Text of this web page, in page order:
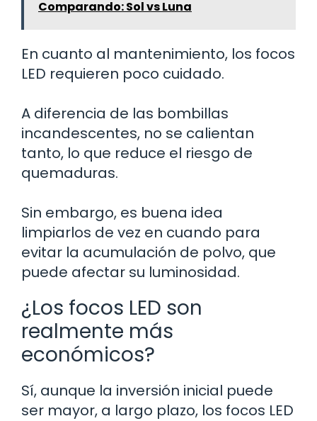
Comparando: Sol vs Luna
En cuanto al mantenimiento, los focos
LED requieren poco cuidado.
A diferencia de las bombillas
incandescentes, no se calientan
tanto, lo que reduce el riesgo de
quemaduras.
Sin embargo, es buena idea
limpiarlos de vez en cuando para
evitar la acumulación de polvo, que
puede afectar su luminosidad.
¿Los focos LED son
realmente más
económicos?
Sí, aunque la inversión inicial puede
ser mayor, a largo plazo, los focos LED